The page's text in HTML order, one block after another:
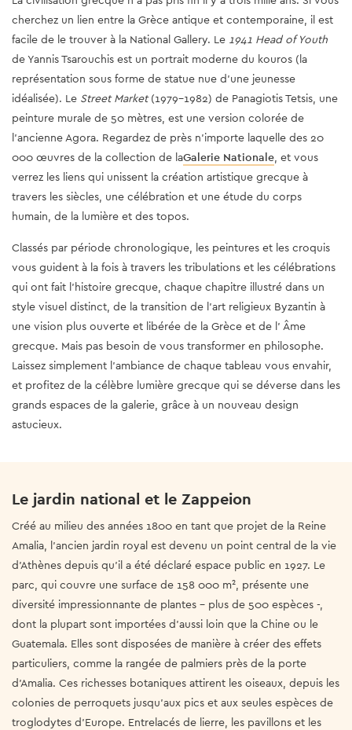
cherchez un lien entre la Grèce antique et contemporaine, il est
facile de le trouver à la National Gallery. Le 1941 Head of Youth
de Yannis Tsarouchis est un portrait moderne du kouros (la
représentation sous forme de statue nue d’une jeunesse
idéalisée). Le Street Market(1979-1982) de Panagiotis Tetsis, une
peinture murale de 50 mètres, est une version colorée de
l'ancienne Agora. Regardez de près n’importe laquelle des 20
000 œuvres de la collection de laGalerie Nationale, et vous
verrez les liens qui unissent la création artistique grecque à
travers les siècles, une célébration et une étude du corps
humain, de la lumière et des topos.
Classés par période chronologique, les peintures et les croquis
vous guident à la fois à travers les tribulations et les célébrations
qui ont fait l'histoire grecque, chaque chapitre illustré dans un
style visuel distinct, de la transition de l'art religieux Byzantin à
une vision plus ouverte et libérée de la Grèce et de l' Âme
grecque. Mais pas besoin de vous transformer en philosophe.
Laissez simplement l'ambiance de chaque tableau vous envahir,
et profitez de la célèbre lumière grecque qui se déverse dans les
grands espaces de la galerie, grâce à un nouveau design
astucieux.
Le jardin national et le Zappeion
Créé au milieu des années 1800 en tant que projet de la Reine
Amalia, l'ancien jardin royal est devenu un point central de la vie
d'Athènes depuis qu'il a été déclaré espace public en 1927. Le
parc, qui couvre une surface de 158 000 m², présente une
diversité impressionnante de plantes - plus de 500 espèces -,
dont la plupart sont importées d'aussi loin que la Chine ou le
Guatemala. Elles sont disposées de manière à créer des effets
particuliers, comme la rangée de palmiers près de la porte
d'Amalia. Ces richesses botaniques attirent les oiseaux, depuis les
colonies de perroquets jusqu'aux pics et aux seules espèces de
troglodytes d'Europe. Entrelacés de lierre, les pavillons et les